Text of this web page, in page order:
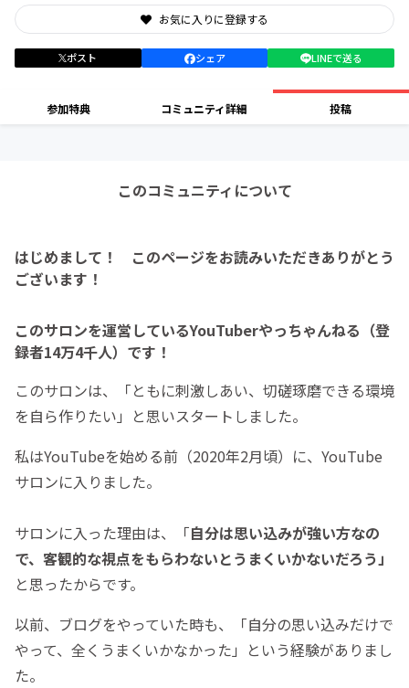
お気に入りに登録する
ポスト シェア LINEで送る
参加特典 コミュニティ詳細 投稿
このコミュニティについて
はじめまして！ このページをお読みいただきありがとう
ございます！
このサロンを運営しているYouTuberやっちゃんねる（登
録者14万4千人）です！
このサロンは、「ともに刺激しあい、切磋琢磨できる環境
を自ら作りたい」と思いスタートしました。
私はYouTubeを始める前（2020年2月頃）に、YouTube
サロンに入りました。
サロンに入った理由は、「自分は思い込みが強い方なの
で、客観的な視点をもらわないとうまくいかないだろう」
と思ったからです。
以前、ブログをやっていた時も、「自分の思い込みだけで
やって、全くうまくいかなかった」という経験がありまし
た。